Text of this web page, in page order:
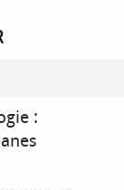
des fouilles aux
: